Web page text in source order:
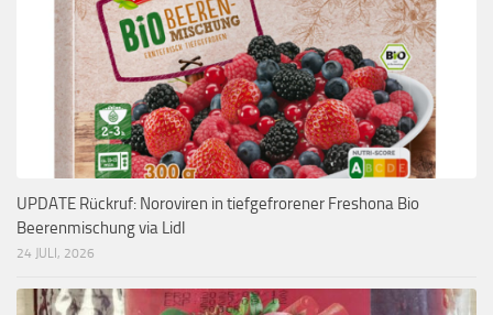
UPDATE Rückruf: Noroviren in tiefgefrorener Freshona Bio
Beerenmischung via Lidl
24 JULI, 2026